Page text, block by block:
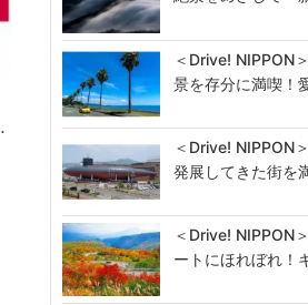
＜Drive! NIPPON
景を存分に満喫！
＜Drive! NIPPON
発展してきた街
＜Drive! NIPPON
ートにほれぼれ！